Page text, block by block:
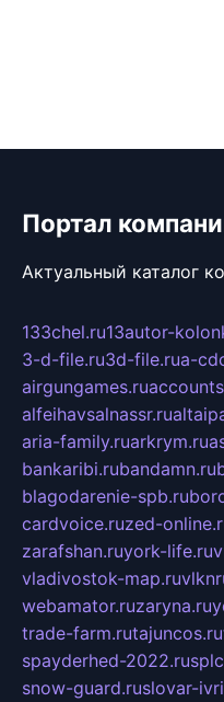
Портал
Актуальный каталог
133chel.ru13autor-
3-d-file.ru3d-file.rua-
airgungames.ru
alfeihavsalnassr.ru
aria-family.ruarkrym.ru
bankaribi.rubandamn.ru
blagodarenie-spb.ru
cardvoice.ruzed-
zarafshan.ruyork-life.ru
vladivostok-map.ru
webamator.ruzaryna.ru
trade-farm.rutajuncos.ru
spayderhed-2022.ru
snow-guard.ruslovar-